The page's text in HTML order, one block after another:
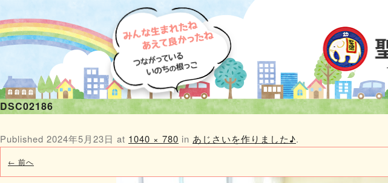
DSC02186
Published 2024年5月23日 at 1040 × 780 in あじさいを作りました♪.
← 前へ